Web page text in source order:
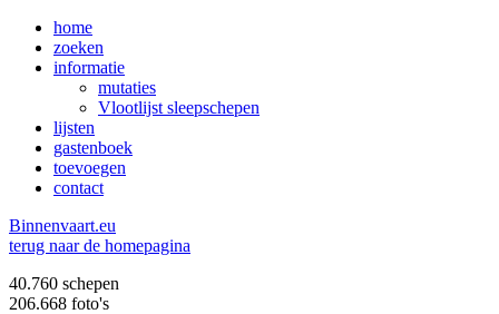
home
zoeken
informatie
mutaties
Vlootlijst sleepschepen
lijsten
gastenboek
toevoegen
contact
Binnenvaart.eu
terug naar de homepagina
40.760 schepen
206.668 foto's